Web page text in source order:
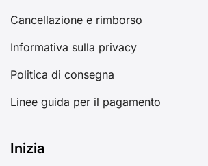
Cancellazione e rimborso
Informativa sulla privacy
Politica di consegna
Linee guida per il pagamento
Inizia